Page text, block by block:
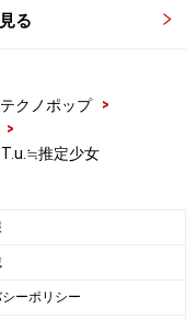
る
テクノポップ
>
>
推定少女
ーポリシー